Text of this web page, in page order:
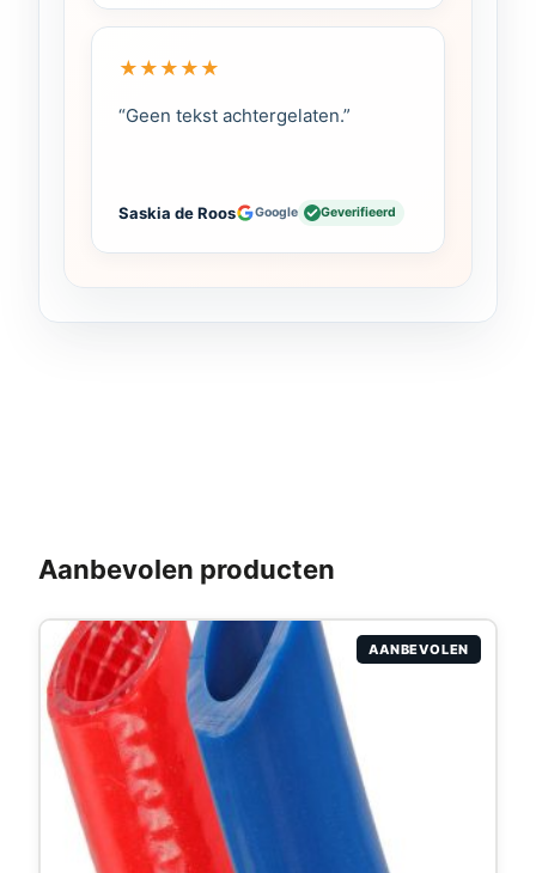
★ ★ ★ ★ ★
“Geen tekst achtergelaten.”
Saskia de Roos Google Geverifieerd
Aanbevolen producten
AANBEVOLEN